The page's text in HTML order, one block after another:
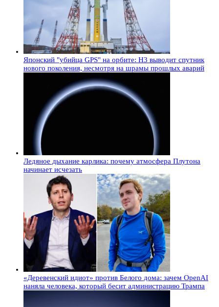
Японский "убийца GPS" на орбите: H3 выводит спутник
нового поколения, несмотря на шрамы прошлых аварий
Ледяное дыхание карлика: почему атмосфера Плутона
начинает исчезать
«Деревенский идиот» против Белого дома: зачем OpenAI
наняла человека, который бесит администрацию Трампа